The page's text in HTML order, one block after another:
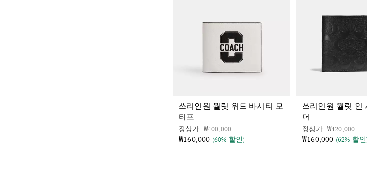
쓰리인원 월릿 위드 바시티 모
티프
정상가 가격 인하 전
₩400,000인하됨
₩160,000 (60% 할인)
쓰리인원 월릿 인
더
정상가 가격 인하 전
₩420,000인
₩160,000 (62% 할인)